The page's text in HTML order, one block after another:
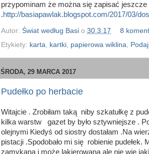
przypominam że można się zapisać jeszcze
.http://basiapawlak.blogspot.com/2017/03/
Autor: Świat według Basi o 30.3.17
8
Etykiety: karta kartki papierowa wiklina
ŚRODA, 29 MARCA 2017
Pudełko po herbacie
Witajcie . Zrobiłam taką niby szkatułkę z
kilka warstw gazet by było sztywniejsze .
olejnymi Kiedyś od siostry dostałam .Na
pistacji .Spodobało mi się robienie
zamykaną i może lakierowana ale nie wie